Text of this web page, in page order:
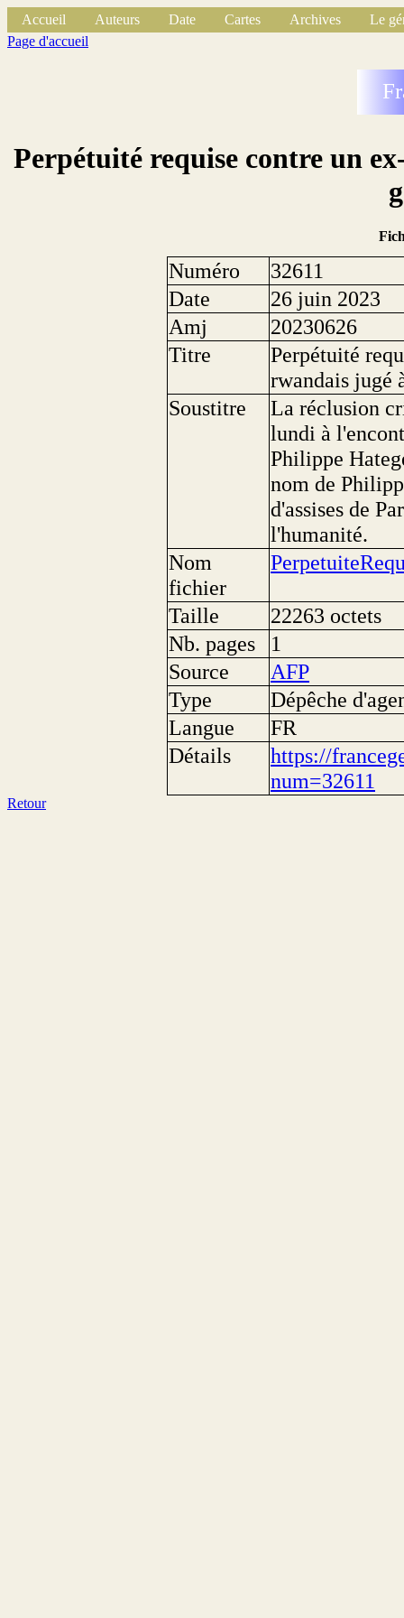
Accueil Auteurs Date Cartes Archives
Le
Page d'accueil
Perpétuité requise contre un
Numéro
32611
Date
26 juin 2023
Amj
20230626
Titre
Perpétuité
rwandais jugé
Soustitre
La réclusion
lundi à
Philippe
nom de
d'assises de
l'humanité.
Nom
fichier
Taille
22263 octets
Nb. pages
1
Source
AFP
Type
Dépêche
Langue
FR
Détails
https://
num=32611
Retour